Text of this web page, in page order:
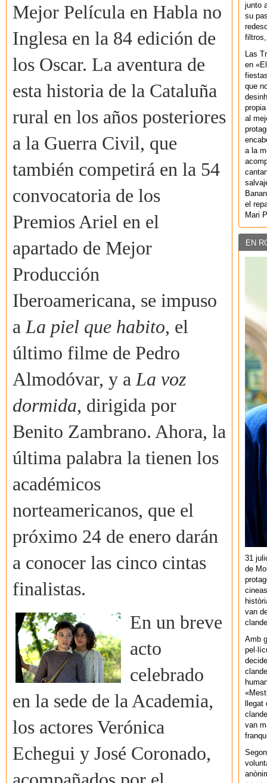
Mejor Película en Habla no
Inglesa en la 84 edición de
los Oscar. La aventura de
esta historia de la Cataluña
rural en los años posteriores
a la Guerra Civil, que
también competirá en la 54
convocatoria de los
Premios Ariel en el
apartado de Mejor
Producción
Iberoamericana, se impuso
aLa piel que habito, el
último filme de Pedro
Almodóvar, y aLa voz
dormida, dirigida por
Benito Zambrano. Ahora, la
última palabra la tienen los
académicos
norteamericanos, que el
próximo 24 de enero darán
a conocer las cinco cintas
finalistas.
En un breve
acto
celebrado
en la sede de la Academia,
los actores Verónica
Echegui y José Coronado,
junto
su
filtros,
Las
en
que
al
a la
el
Mari
EN
31
de
van
Amb
van